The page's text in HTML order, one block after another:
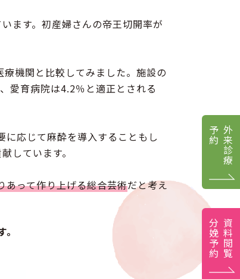
ます。初産婦さんの帝王切開率が
機関と比較してみました。施設の
愛育病院は4.2％と適正とされる
応じて麻酔を導入することもし
しています。
あって作り上げる総合芸術だと考え
外来診療
予約
資料閲覧
分娩予約